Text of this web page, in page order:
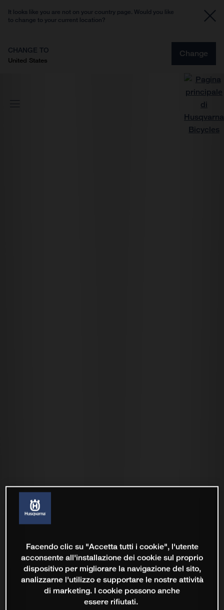
It looks like you are not on your country page. Would you like
to change to your current location?
CHANGE TO
United States
Change
Facendo clic su "Accetta tutti i cookie", l'utente
acconsente all'installazione dei cookie sul proprio
dispositivo per migliorare la navigazione del sito,
analizzarne l'utilizzo e supportare le nostre attività
di marketing. I cookie possono anche
essere rifiutati.